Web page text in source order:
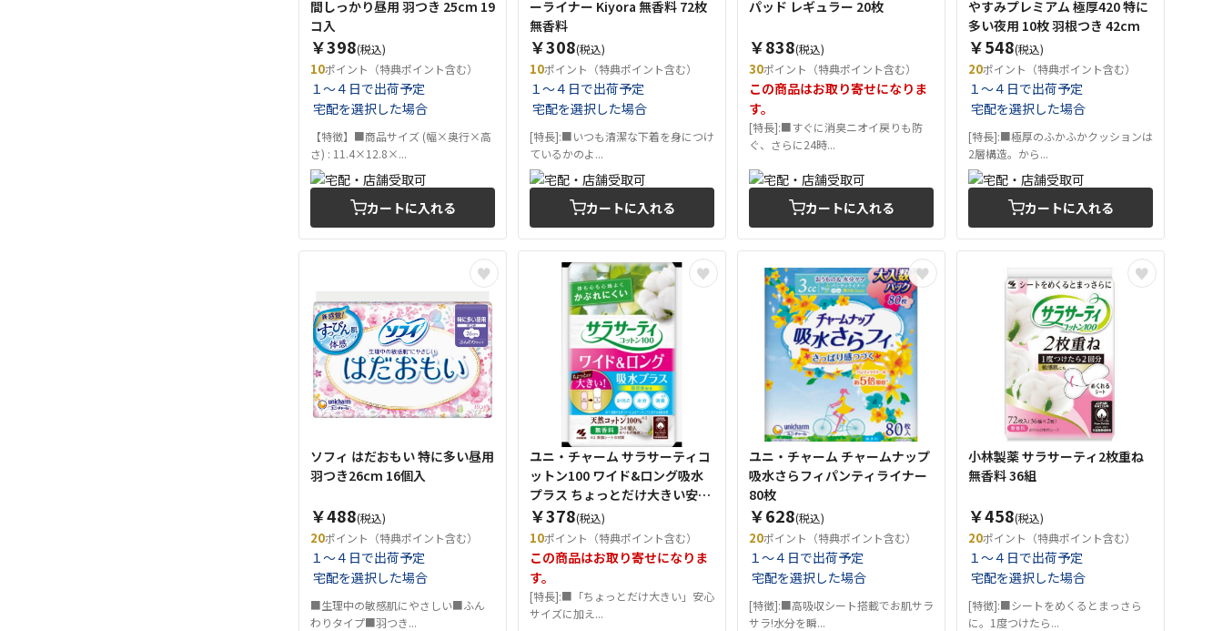
間しっかり昼用 羽つき 25cm 19
コ入
￥398(税込)
10ポイント（特典ポイント含む）
１～４日で出荷予定
宅配を選択した場合
【特徴】■商品サイズ (幅×奥行×高
さ) : 11.4×12.8×...
カートに入れる
ーライナー Kiyora 無香料 72枚
無香料
￥308(税込)
10ポイント（特典ポイント含む）
１～４日で出荷予定
宅配を選択した場合
[特長]:■いつも清潔な下着を身につけ
ているかのよ...
カートに入れる
パッド レギュラー 20枚
￥838(税込)
30ポイント（特典ポイント含む）
この商品はお取り寄せになりま
す。
[特長]:■すぐに消臭ニオイ戻りも防
ぐ、さらに24時...
カートに入れる
やすみプレミアム 極厚420 特に
多い夜用 10枚 羽根つき 42cm
￥548(税込)
20ポイント（特典ポイント含む）
１～４日で出荷予定
宅配を選択した場合
[特長]:■極厚のふかふかクッションは
2層構造。から...
カートに入れる
ソフィ はだおもい 特に多い昼用
羽つき26cm 16個入
￥488(税込)
20ポイント（特典ポイント含む）
１～４日で出荷予定
宅配を選択した場合
■生理中の敏感肌にやさしい■ふん
わりタイプ■羽つき...
ユニ・チャーム サラサーティコ
ットン100 ワイド&ロング吸水
プラス ちょっとだけ大きい安心
サイズおりものシート34枚 無香
料
￥378(税込)
10ポイント（特典ポイント含む）
この商品はお取り寄せになりま
す。
[特長]:■「ちょっとだけ大きい」安心
サイズに加え...
ユニ・チャーム チャームナップ
吸水さらフィパンティライナー
80枚
￥628(税込)
20ポイント（特典ポイント含む）
１～４日で出荷予定
宅配を選択した場合
[特徴]:■高吸収シート搭載でお肌サラ
サラ!水分を瞬...
小林製薬 サラサーティ2枚重ね
無香料 36組
￥458(税込)
20ポイント（特典ポイント含む）
１～４日で出荷予定
宅配を選択した場合
[特徴]:■シートをめくるとまっさら
に。1度つけたら...